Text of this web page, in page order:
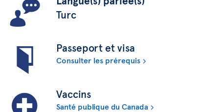
Turc
Passeport et visa
Consulter les prérequis
Vaccins
Santé publique du Canada